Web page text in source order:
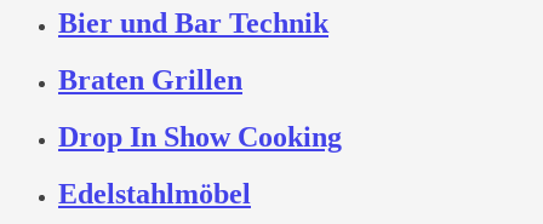
Bier und Bar Technik
Braten Grillen
Drop In Show Cooking
Edelstahlmöbel